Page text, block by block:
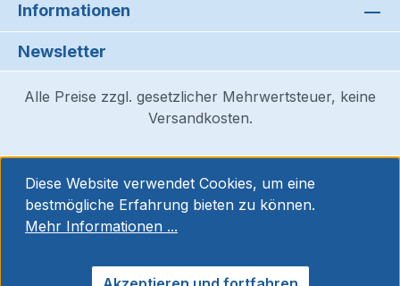
Informationen
Newsletter
Alle Preise zzgl. gesetzlicher Mehrwertsteuer, keine
Versandkosten.
Diese Website verwendet Cookies, um eine
bestmögliche Erfahrung bieten zu können.
Mehr Informationen ...